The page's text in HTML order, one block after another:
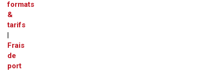
formats
&
tarifs
Frais
de
port